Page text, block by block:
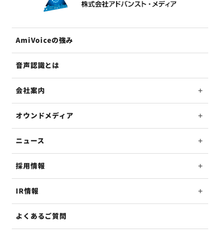
AmiVoiceの強み
音声認識とは
会社案内
オウンドメディア
ニュース
採用情報
IR情報
よくあるご質問